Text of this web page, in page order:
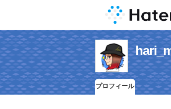
プロフィール